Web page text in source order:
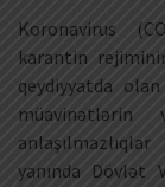
Koronavirus
karantin
qeydiyyatda
müavinətlərin
yanında